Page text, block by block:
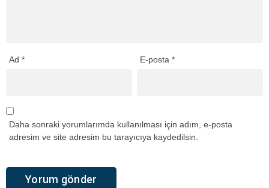
Ad * E-posta*
Daha sonraki yorumlarımda kullanılması için adım, e-posta
adresim ve site adresim bu tarayıcıya kaydedilsin.